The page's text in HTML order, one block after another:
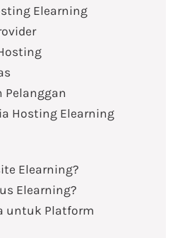
Elearning
Pelanggan
Hosting Elearning
Elearning?
Elearning?
untuk Platform